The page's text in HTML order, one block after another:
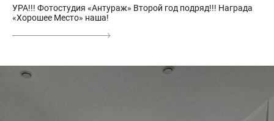
УРА!!! Фотостудия «Антураж» Второй год подряд!!! Награда
«Хорошее Место» наша!